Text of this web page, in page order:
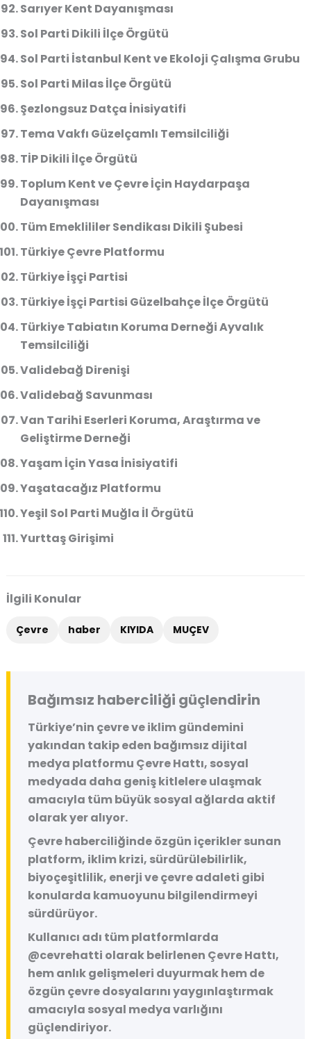
Sarıyer Kent Dayanışması
Sol Parti Dikili İlçe Örgütü
Sol Parti İstanbul Kent ve Ekoloji Çalışma Grubu
Sol Parti Milas İlçe Örgütü
Şezlongsuz Datça İnisiyatifi
Tema Vakfı Güzelçamlı Temsilciliği
TİP Dikili İlçe Örgütü
Toplum Kent ve Çevre İçin Haydarpaşa
Dayanışması
Tüm Emeklililer Sendikası Dikili Şubesi
Türkiye Çevre Platformu
Türkiye İşçi Partisi
Türkiye İşçi Partisi Güzelbahçe İlçe Örgütü
Türkiye Tabiatın Koruma Derneği Ayvalık
Temsilciliği
Validebağ Direnişi
Validebağ Savunması
Van Tarihi Eserleri Koruma, Araştırma ve
Geliştirme Derneği
Yaşam İçin Yasa İnisiyatifi
Yaşatacağız Platformu
Yeşil Sol Parti Muğla İl Örgütü
Yurttaş Girişimi
İlgili Konular
Çevre haber KIYIDA MUÇEV
Bağımsız haberciliği güçlendirin
Türkiye’nin çevre ve iklim gündemini
yakından takip eden bağımsız dijital
medya platformu Çevre Hattı, sosyal
medyada daha geniş kitlelere ulaşmak
amacıyla tüm büyük sosyal ağlarda aktif
olarak yer alıyor.
Çevre haberciliğinde özgün içerikler sunan
platform, iklim krizi, sürdürülebilirlik,
biyoçeşitlilik, enerji ve çevre adaleti gibi
konularda kamuoyunu bilgilendirmeyi
sürdürüyor.
Kullanıcı adı tüm platformlarda
@cevrehatti olarak belirlenen Çevre Hattı,
hem anlık gelişmeleri duyurmak hem de
özgün çevre dosyalarını yaygınlaştırmak
amacıyla sosyal medya varlığını
güçlendiriyor.